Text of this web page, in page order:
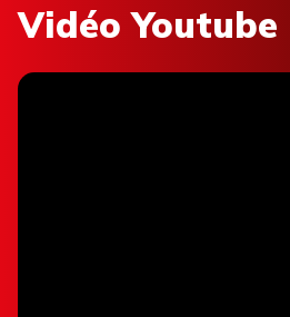
Vidéo Youtube